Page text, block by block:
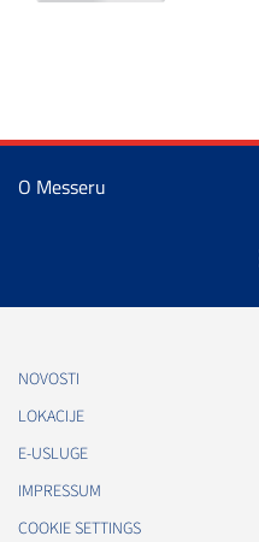
O Messeru
NOVOSTI
LOKACIJE
E-USLUGE
IMPRESSUM
COOKIE SETTINGS